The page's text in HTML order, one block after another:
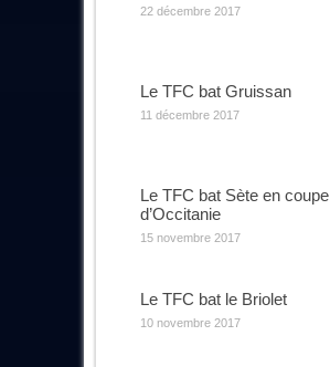
22 décembre 2017
Le TFC bat Gruissan
11 décembre 2017
Le TFC bat Sète en coupe
d’Occitanie
15 novembre 2017
Le TFC bat le Briolet
10 novembre 2017